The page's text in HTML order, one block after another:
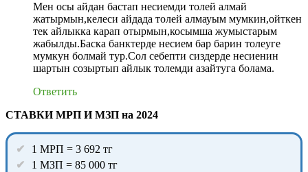
Мен осы айдан бастап несиемди толей алмай
жатырмын,келеси айдада толей алмауым мумкин,ойткен
тек айлыкка карап отырмын,косымша жумыстарым
жабылды.Баска банктерде несием бар барин толеуге
мумкун болмай тур.Сол себепти сиздерде несиенин
шартын созыртып айлык толемди азайтуга болама.
Ответить
СТАВКИ МРП И МЗП на 2024
1 МРП = 3 692 тг
1 МЗП = 85 000 тг